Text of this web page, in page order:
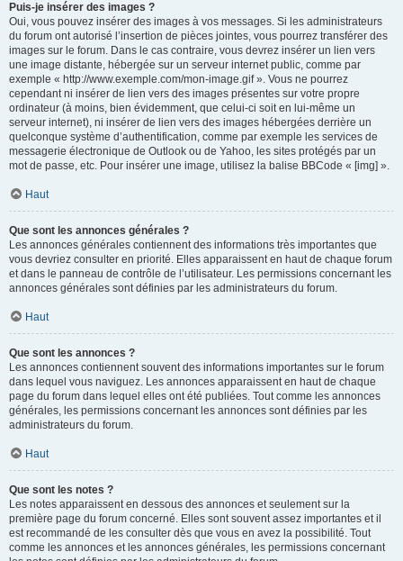
Puis-je insérer des images ?
Oui, vous pouvez insérer des images à vos messages. Si les administrateurs
du forum ont autorisé l’insertion de pièces jointes, vous pourrez transférer des
images sur le forum. Dans le cas contraire, vous devrez insérer un lien vers
une image distante, hébergée sur un serveur internet public, comme par
exemple « http://www.exemple.com/mon-image.gif ». Vous ne pourrez
cependant ni insérer de lien vers des images présentes sur votre propre
ordinateur (à moins, bien évidemment, que celui-ci soit en lui-même un
serveur internet), ni insérer de lien vers des images hébergées derrière un
quelconque système d’authentification, comme par exemple les services de
messagerie électronique de Outlook ou de Yahoo, les sites protégés par un
mot de passe, etc. Pour insérer une image, utilisez la balise BBCode « [img] ».
Haut
Que sont les annonces générales ?
Les annonces générales contiennent des informations très importantes que
vous devriez consulter en priorité. Elles apparaissent en haut de chaque forum
et dans le panneau de contrôle de l’utilisateur. Les permissions concernant les
annonces générales sont définies par les administrateurs du forum.
Haut
Que sont les annonces ?
Les annonces contiennent souvent des informations importantes sur le forum
dans lequel vous naviguez. Les annonces apparaissent en haut de chaque
page du forum dans lequel elles ont été publiées. Tout comme les annonces
générales, les permissions concernant les annonces sont définies par les
administrateurs du forum.
Haut
Que sont les notes ?
Les notes apparaissent en dessous des annonces et seulement sur la
première page du forum concerné. Elles sont souvent assez importantes et il
est recommandé de les consulter dès que vous en avez la possibilité. Tout
comme les annonces et les annonces générales, les permissions concernant